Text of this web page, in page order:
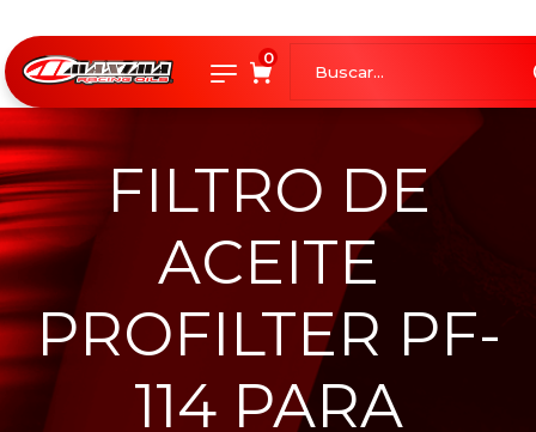
0
FILTRO DE
ACEITE
PROFILTER PF-
114 PARA